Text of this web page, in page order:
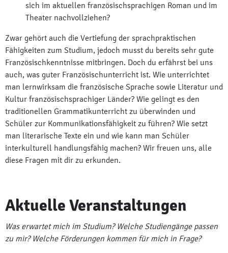
sich im aktuellen französischsprachigen Roman und im
Theater nachvollziehen?
Zwar gehört auch die Vertiefung der sprachpraktischen
Fähigkeiten zum Studium, jedoch musst du bereits sehr gute
Französischkenntnisse mitbringen. Doch du erfährst bei uns
auch, was guter Französischunterricht ist. Wie unterrichtet
man lernwirksam die französische Sprache sowie Literatur und
Kultur französischsprachiger Länder? Wie gelingt es den
traditionellen Grammatikunterricht zu überwinden und
Schüler zur Kommunikationsfähigkeit zu führen? Wie setzt
man literarische Texte ein und wie kann man Schüler
interkulturell handlungsfähig machen? Wir freuen uns, alle
diese Fragen mit dir zu erkunden.
Aktuelle Veranstaltungen
Was erwartet mich im Studium? Welche Studiengänge passen
zu mir? Welche Förderungen kommen für mich in Frage?